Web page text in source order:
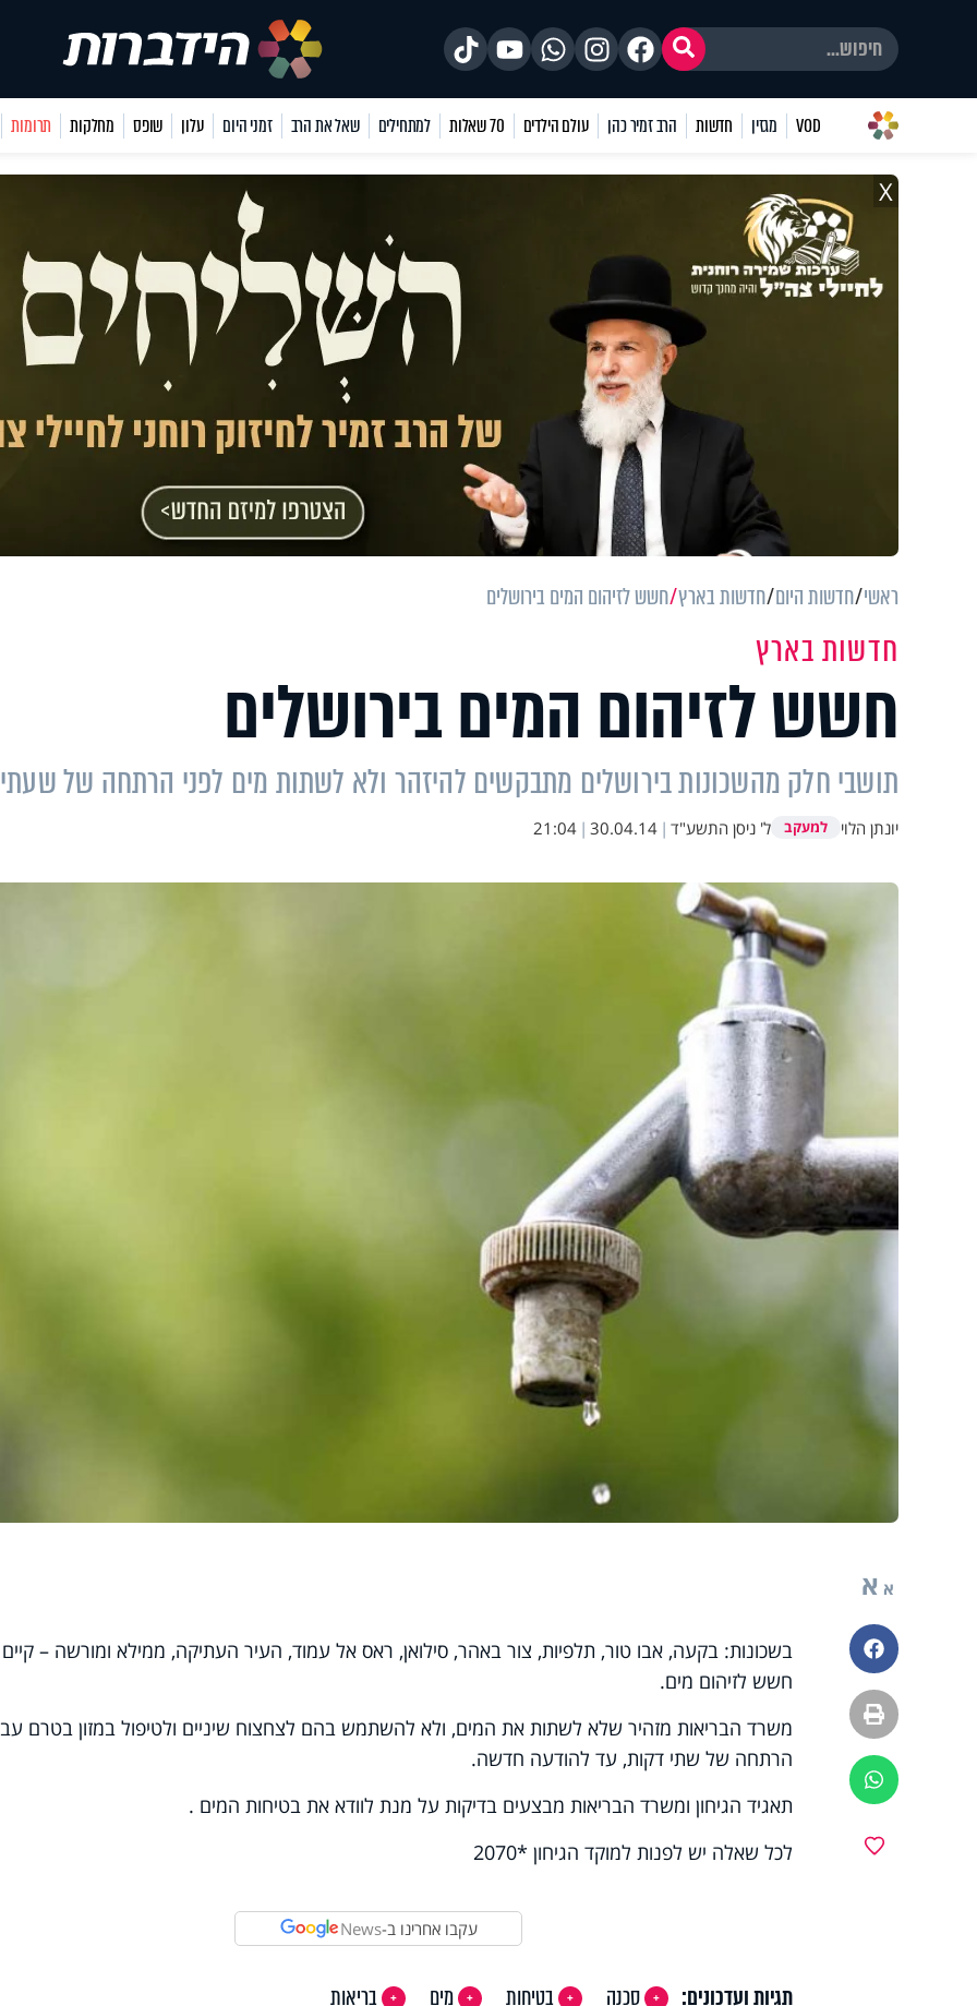
VOD מגזין חדשות הרב זמיר כהן עולם הילדים 70 שאלות למתחילים שאל את הרב זמני היום עלון שופס מחלקות תרומות
X
ראשי חדשות היום חדשות בארץ חשש לזיהום המים בירושלים
חדשות בארץ
חשש לזיהום המים בירושלים
תושבי חלק מהשכונות בירושלים מתבקשים להיזהר ולא לשתות מים לפני הרתחה של
יונתן הלוי למעקב ל' ניסן התשע"ד |
30.04.14
|
21:04
א א
פייסבוק
הדפסה
ווטסאפ
בשכונות: בקעה, אבו טור, תלפיות, צור באהר, סילואן, ראס אל עמוד, העיר העתיקה, ממילא ומורשה – קיים
חשש לזיהום מים.
משרד הבריאות מזהיר שלא לשתות את המים, ולא להשתמש בהם לצחצוח שיניים ולטיפול במזון בטרם
הרתחה של שתי דקות, עד להודעה חדשה.
תאגיד הגיחון ומשרד הבריאות מבצעים בדיקות על מנת לוודא את בטיחות המים .
לכל שאלה יש לפנות למוקד הגיחון *2070
עקבו אחרינו ב-News
תגיות ועדכונים: סכנה בטיחות מים בריאות